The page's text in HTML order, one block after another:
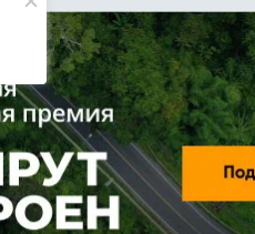
СЕМЬЯ ЖЕНСКИЕ
СПЕЦПРОЕКТЫ
РАБОТА У НАС